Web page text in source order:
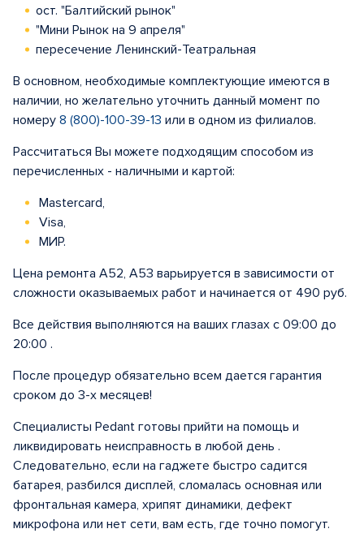
ост. "Балтийский рынок"
"Мини Рынок на 9 апреля"
пересечение Ленинский-Театральная
В основном, необходимые комплектующие имеются в
наличии, но желательно уточнить данный момент по
номеру 8 (800)-100-39-13 или в одном из филиалов.
Рассчитаться Вы можете подходящим способом из
перечисленных - наличными и картой:
Mastercard,
Visa,
МИР.
Цена ремонта A52, A53 варьируется в зависимости от
сложности оказываемых работ и начинается от 490 руб.
Все действия выполняются на ваших глазах с 09:00 до
20:00 .
После процедур обязательно всем дается гарантия
сроком до 3-х месяцев!
Специалисты Pedant готовы прийти на помощь и
ликвидировать неисправность в любой день .
Следовательно, если на гаджете быстро садится
батарея, разбился дисплей, сломалась основная или
фронтальная камера, хрипят динамики, дефект
микрофона или нет сети, вам есть, где точно помогут.